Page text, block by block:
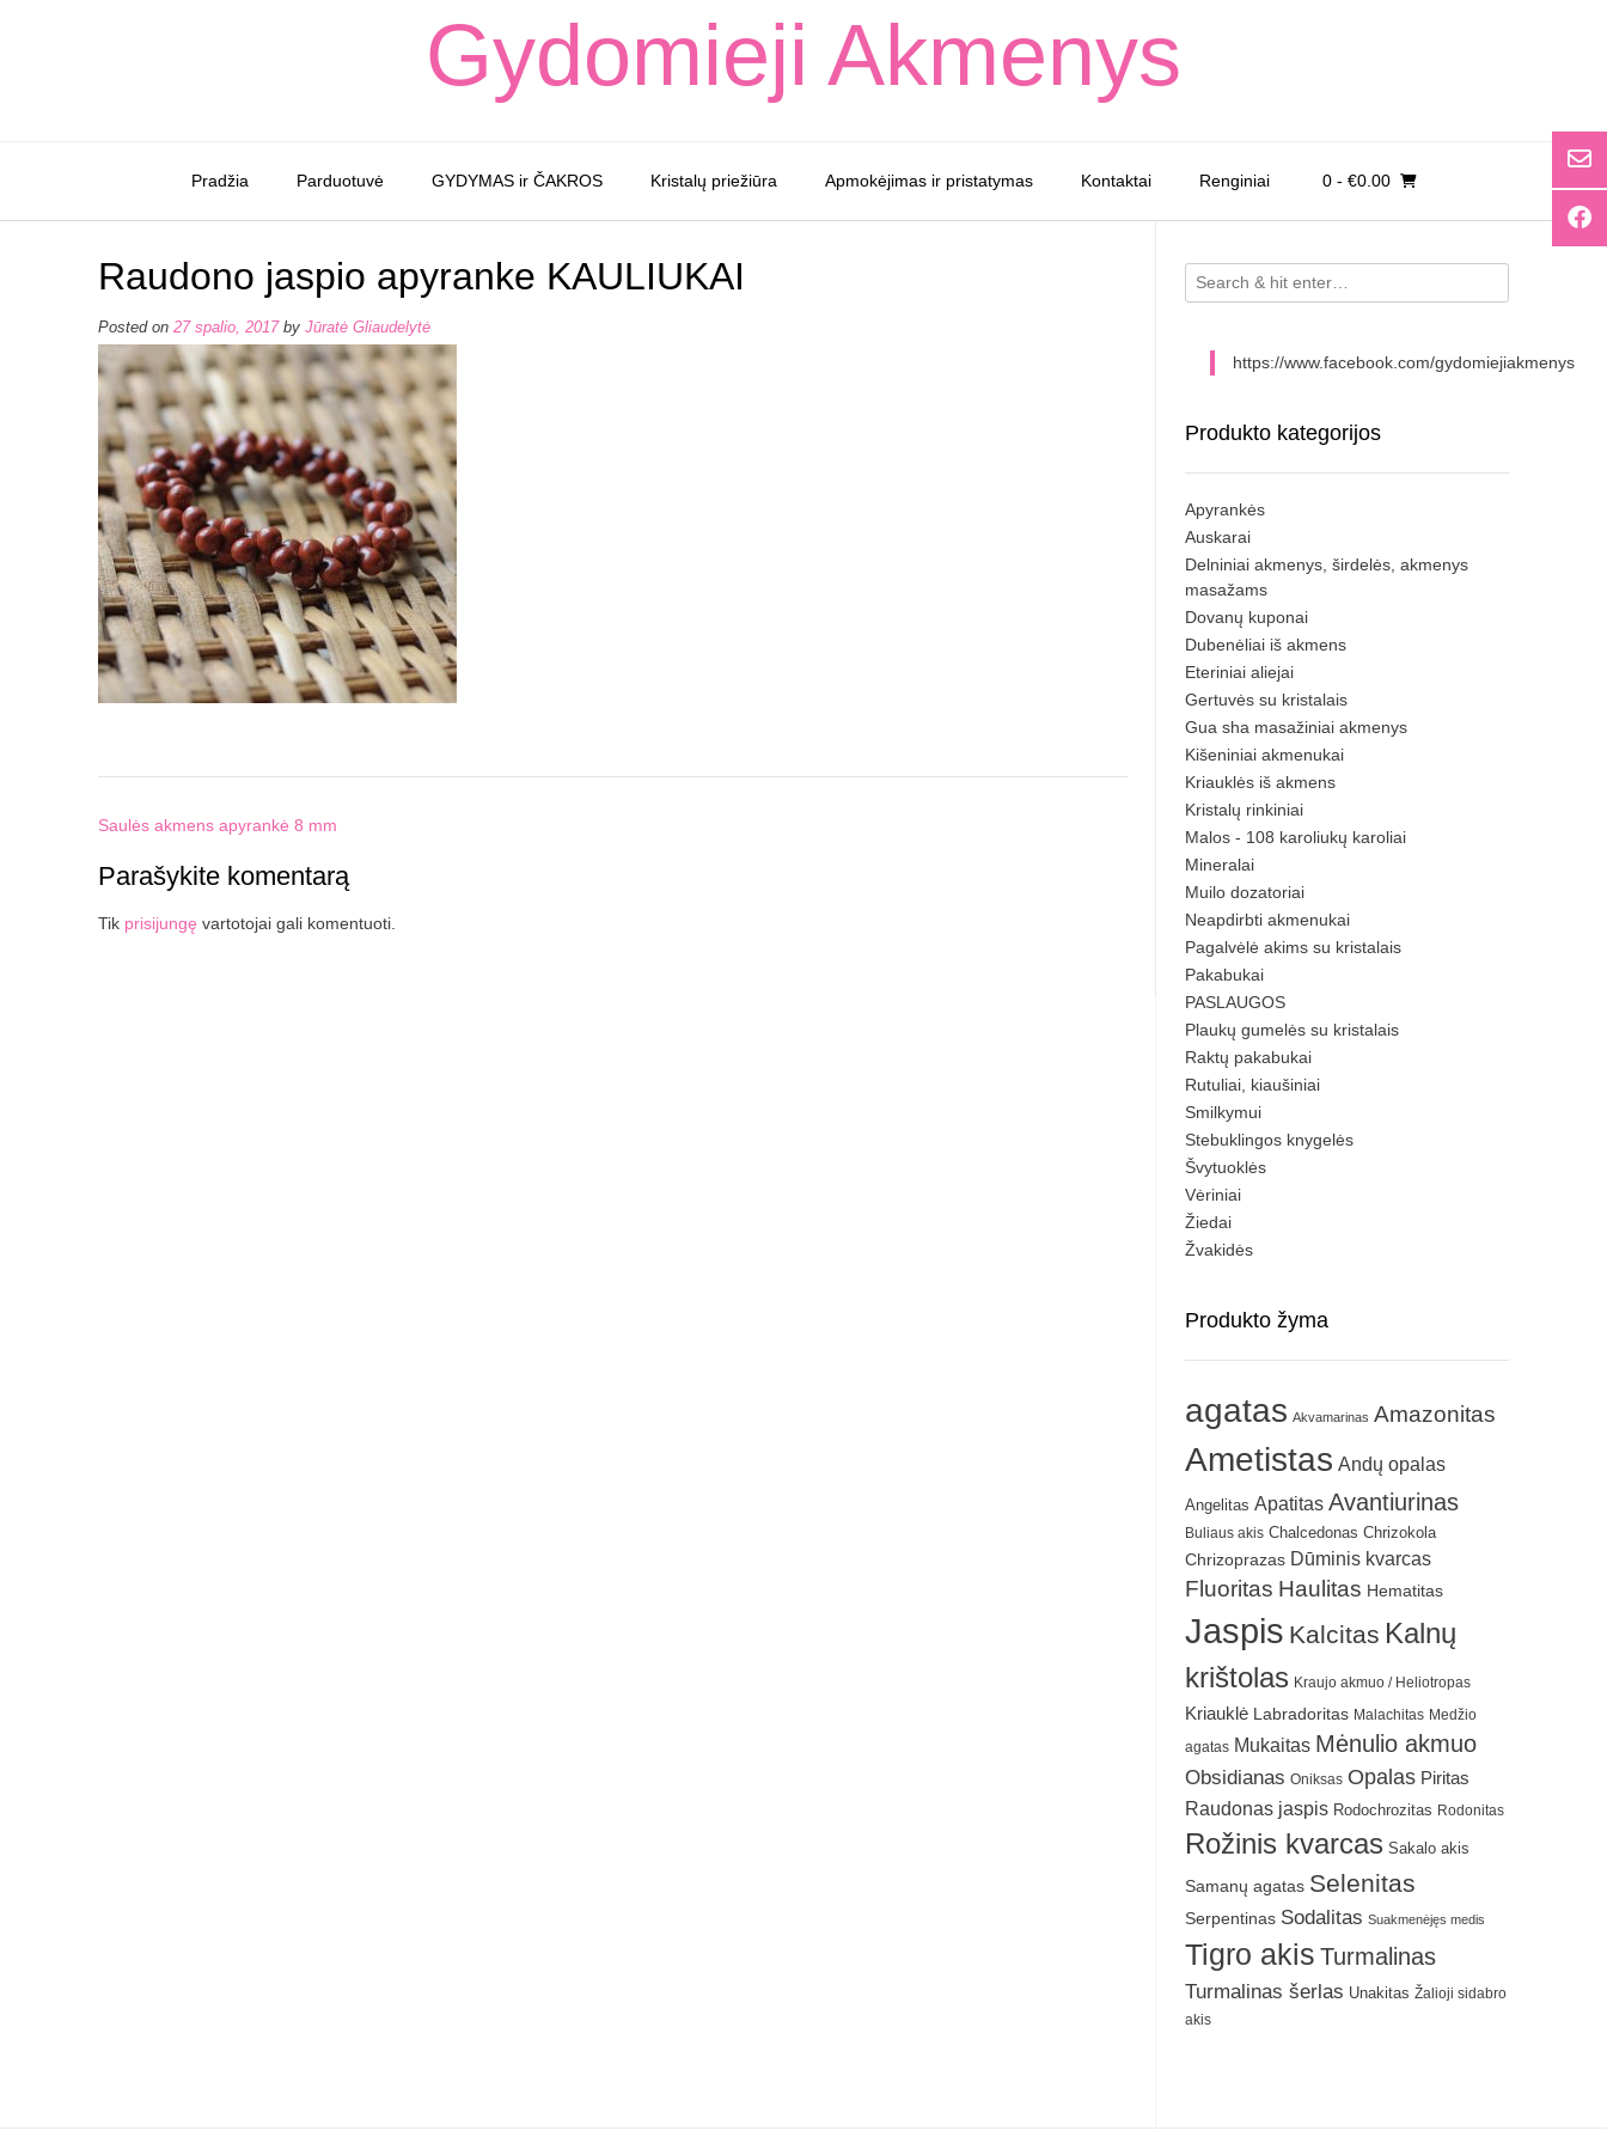
Gydomieji Akmenys
Pradžia Parduotuvė GYDYMAS ir ČAKROS Kristalų priežiūra Apmokėjimas ir pristatymas Kontaktai Renginiai 0- €0.00
Raudono jaspio apyranke KAULIUKAI
Posted on 27 spalio, 2017by Jūratė Gliaudelytė
Post
Saulės akmens apyrankė 8 mm
Parašykite komentarą
Tik prisijungę vartotojai gali komentuoti.
https://www.facebook.com/gydomiejiakmenys
Produkto kategorijos
Apyrankės
Auskarai
Delniniai akmenys, širdelės, akmenys
masažams
Dovanų kuponai
Dubenėliai iš akmens
Eteriniai aliejai
Gertuvės su kristalais
Gua sha masažiniai akmenys
Kišeniniai akmenukai
Kriauklės iš akmens
Kristalų rinkiniai
Malos - 108 karoliukų karoliai
Mineralai
Muilo dozatoriai
Neapdirbti akmenukai
Pagalvėlė akims su kristalais
Pakabukai
PASLAUGOS
Plaukų gumelės su kristalais
Raktų pakabukai
Rutuliai, kiaušiniai
Smilkymui
Stebuklingos knygelės
Švytuoklės
Vėriniai
Žiedai
Žvakidės
Produkto žyma
agatas Akvamarinas Amazonitas
Ametistas Andų opalas
Angelitas Apatitas Avantiurinas
Buliaus akis Chalcedonas Chrizokola
Chrizoprazas Dūminis kvarcas
Fluoritas Haulitas Hematitas
Jaspis Kalcitas Kalnų
krištolas Kraujo akmuo / Heliotropas
Kriauklė Labradoritas Malachitas Medžio
agatas Mukaitas Mėnulio akmuo
Obsidianas Oniksas Opalas Piritas
Raudonas jaspis Rodochrozitas Rodonitas
Rožinis kvarcas Sakalo akis
Samanų agatas Selenitas
Serpentinas Sodalitas Suakmenėjęs medis
Tigro akis Turmalinas
Turmalinas šerlas Unakitas Žalioji sidabro
akis